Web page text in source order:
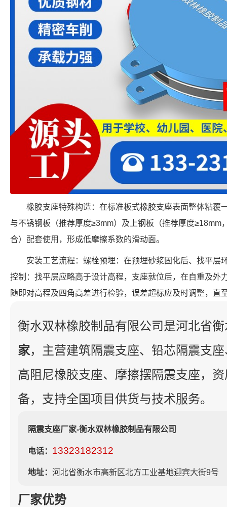
橡胶支座特殊构造：在标准板式橡胶支座表面整体粘覆
与不锈钢板（推荐厚度≥3mm）及上钢板（推荐厚度≥18mm
合）配套使用，形成低摩擦系数的滑动面。
安装工艺流程：螺栓预埋：在预埋砂浆固化后、找平层
控制：找平层应略高于设计高程，支座就位后，在自重及外
随即对高程及四角高差进行检验，误差超标应及时调整，直
衡水双林橡胶制品有限公司是河北省
家，主营建筑隔震支座、铅芯隔震支
高阻尼橡胶支座、摩擦摆隔震支座，
备，支持全国项目供货与技术服务。
隔震支座厂家-衡水双林橡胶制品有限公司
电话： 13323182312
地址： 河北省衡水市高新区北方工业基地迎宾大街9号
厂家优势